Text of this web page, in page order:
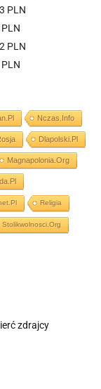
PLN
PLN
Nczas.info
Dlapolski.pl
Magnapolonia.org
Religia
Stolikwolnosci.org
zdrajcy